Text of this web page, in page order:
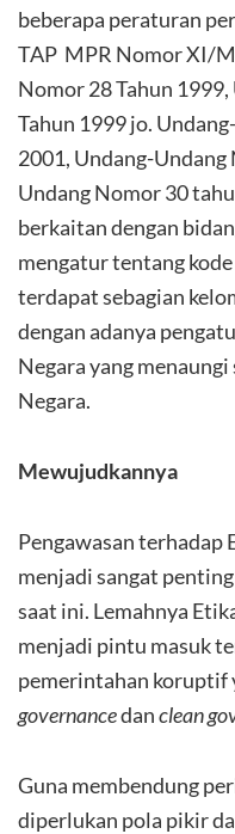
beberapa peraturan
TAP MPR Nomor XI/
Nomor 28 Tahun
Tahun 1999 jo.
2001, Undang-Undang
Undang Nomor 30
berkaitan dengan
mengatur tentang
terdapat sebagian
dengan adanya
Negara yang
Negara.
Mewujudkannya
Pengawasan terhadap
menjadi sangat
saat ini. Lemahnya
menjadi pintu masuk
pemerintahan koruptif
governancedanclean
Guna membendung
diperlukan pola pikir